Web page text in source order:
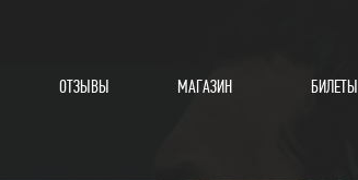
ОТЗЫВЫ МАГАЗИН БИЛЕТЫ